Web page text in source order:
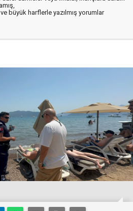
büyük harflerle yazılmış yorumlar